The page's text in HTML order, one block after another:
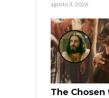
agosto 3, 2026
The